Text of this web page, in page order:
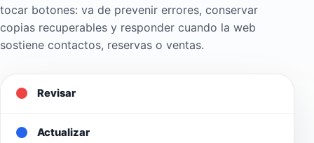
tocar botones: va de prevenir errores, conservar
copias recuperables y responder cuando la web
sostiene contactos, reservas o ventas.
Revisar
Actualizar